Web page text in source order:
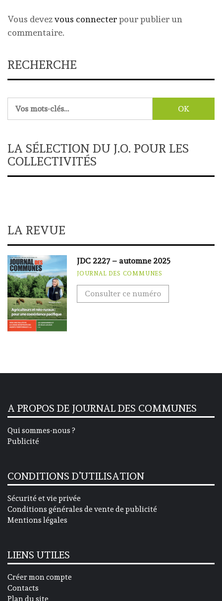
Vous devezvous connecterpour publier un
commentaire.
RECHERCHE
LA SÉLECTION DU J.O. POUR LES
COLLECTIVITÉS
LA REVUE
JDC 2227 – automne 2025
JOURNAL DES COMMUNES
Consulter ce numéro
A PROPOS DE JOURNAL DES COMMUNES
Qui sommes-nous ?
Publicité
CONDITIONS D’UTILISATION
Sécurité et vie privée
Conditions générales de vente de publicité
Mentions légales
LIENS UTILES
Créer mon compte
Contacts
Plan du site